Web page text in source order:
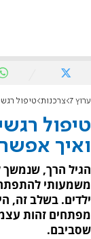
ערוץ 7 צרכנות טיפול
טיפול
ואיך
הגיל הרך, שנמשך
משמעותי
ילדים. בשלב זה,
מפתחים זהות
שסביבם.